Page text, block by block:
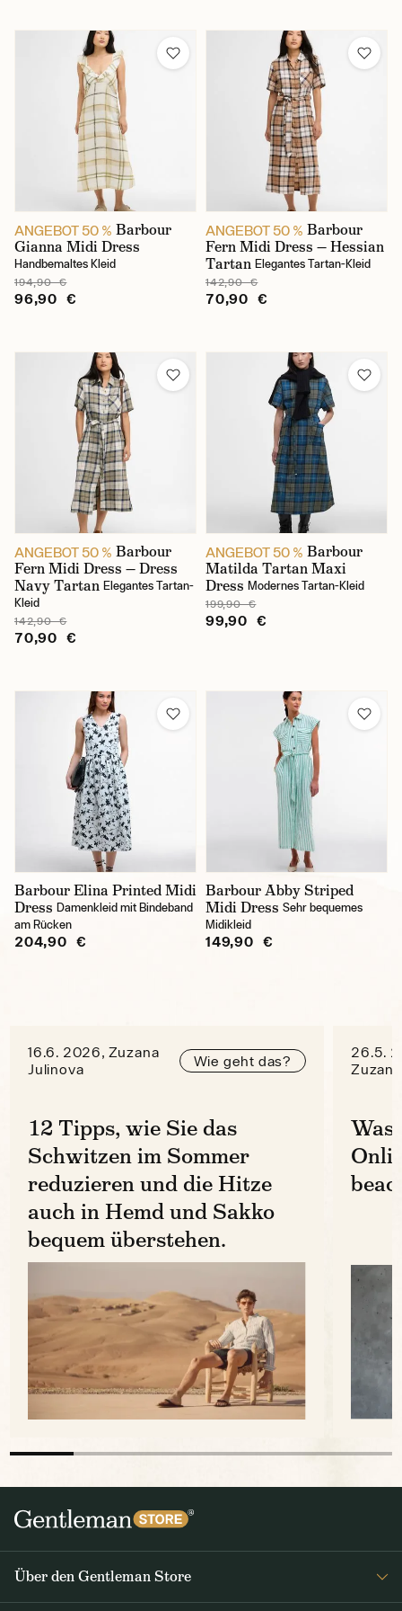
ANGEBOT 50 % Barbour
Gianna Midi Dress
Handbemaltes Kleid
194,90 €
96,90 €
ANGEBOT 50 % Barbour
Fern Midi Dress — Hessian
Tartan Elegantes Tartan-Kleid
142,90 €
70,90 €
ANGEBOT 50 % Barbour
Fern Midi Dress — Dress
Navy Tartan Elegantes Tartan-
Kleid
142,90 €
70,90 €
ANGEBOT 50 % Barbour
Matilda Tartan Maxi
Dress Modernes Tartan-Kleid
199,90 €
99,90 €
Barbour Elina Printed Midi
Dress Damenkleid mit Bindeband
am Rücken
204,90 €
Barbour Abby Striped
Midi Dress Sehr bequemes
Midikleid
149,90 €
16.6. 2026, Zuzana
Julinova
Wie geht das?
12 Tipps, wie Sie das
Schwitzen im Sommer
reduzieren und die Hitze
auch in Hemd und Sakko
bequem überstehen.
26.5.
Was
Über den Gentleman Store